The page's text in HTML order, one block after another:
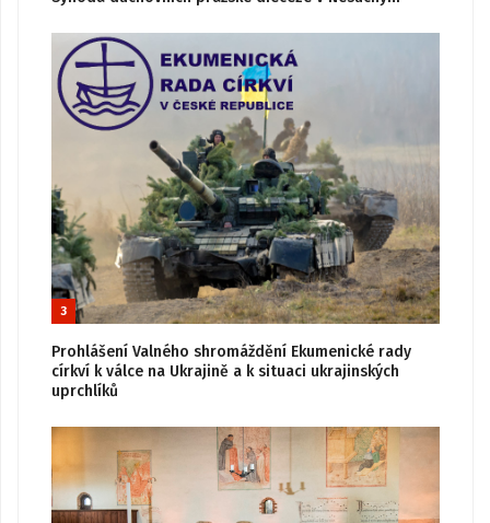
3
Prohlášení Valného shromáždění Ekumenické rady
církví k válce na Ukrajině a k situaci ukrajinských
uprchlíků